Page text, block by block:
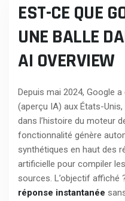
EST-CE QUE
UNE BALLE
AI OVERVIEW
Depuis mai 2024, Google
(aperçu IA) aux États-
dans l’histoire du moteur
fonctionnalité génère
synthétiques en haut des
artificielle pour compiler
sources. L’objectif affiché
réponse instantanée